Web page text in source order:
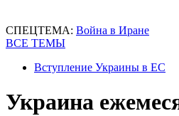
СПЕЦТЕМА: Война в Иране
ВСЕ ТЕМЫ
Вступление Украины в ЕС
Украина